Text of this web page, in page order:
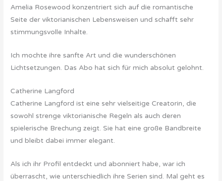
Amelia Rosewood konzentriert sich auf die romantische
Seite der viktorianischen Lebensweisen und schafft sehr
stimmungsvolle Inhalte.
Ich mochte ihre sanfte Art und die wunderschönen
Lichtsetzungen. Das Abo hat sich für mich absolut gelohnt.
Catherine Langford
Catherine Langford ist eine sehr vielseitige Creatorin, die
sowohl strenge viktorianische Regeln als auch deren
spielerische Brechung zeigt. Sie hat eine große Bandbreite
und bleibt dabei immer elegant.
Als ich ihr Profil entdeckt und abonniert habe, war ich
überrascht, wie unterschiedlich ihre Serien sind. Mal geht es